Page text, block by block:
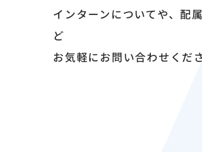
インターンについてや、配
ど
お気軽にお問い合わせくだ